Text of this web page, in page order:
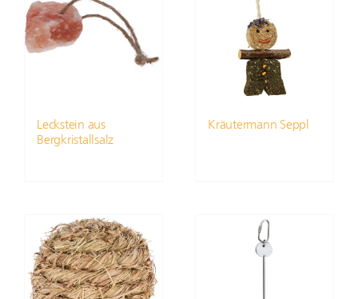
Leckstein aus
Bergkristallsalz
Kräutermann Seppl